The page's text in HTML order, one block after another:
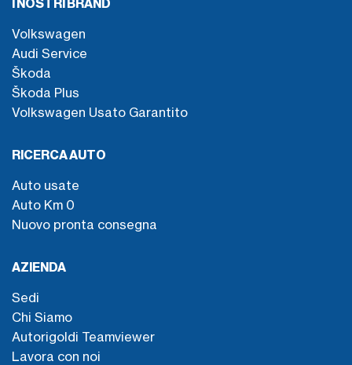
I NOSTRI BRAND
Volkswagen
Audi Service
Škoda
Škoda Plus
Volkswagen Usato Garantito
RICERCA AUTO
Auto usate
Auto Km 0
Nuovo pronta consegna
AZIENDA
Sedi
Chi Siamo
Autorigoldi Teamviewer
Lavora con noi